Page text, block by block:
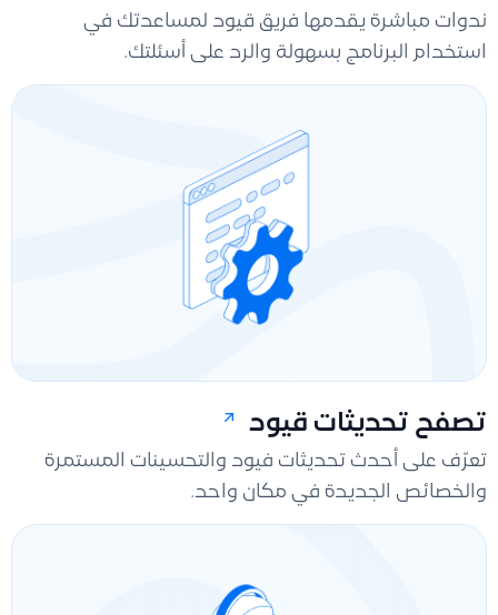
ندوات مباشرة يقدمها فريق قيود لمساعدتك في
استخدام البرنامج بسهولة والرد على أسئلتك.
تصفح تحديثات قيود
تعرّف على أحدث تحديثات فيود والتحسينات المستمرة
والخصائص الجديدة في مكان واحد.